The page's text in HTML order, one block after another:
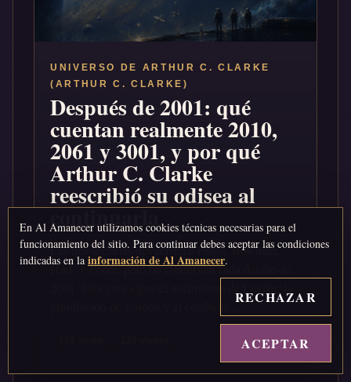
UNIVERSO DE ARTHUR C. CLARKE
(ARTHUR C. CLARKE)
Después de 2001: qué
cuentan realmente 2010,
2061 y 3001, y por qué
Arthur C. Clarke
reescribió su odisea al
continuarla
Las tres secuelas devuelven a Floyd, Bowman,
HAL y Poole, pero no conservan cada detalle de
prohibición de Europa y el conflicto...
En Al Amanecer utilizamos cookies técnicas necesarias para el
funcionamiento del sitio. Para continuar debes aceptar las condiciones
indicadas en la información de Al Amanecer.
RECHAZAR
ACEPTAR